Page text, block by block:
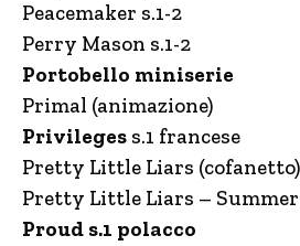
Peacemaker s.1-2
Perry Mason s.1-2
Portobello miniserie
Primal (animazione)
Privileges s.1 francese
Pretty Little Liars (cofanetto)
Pretty Little Liars – Summer
Proud s.1 polacco